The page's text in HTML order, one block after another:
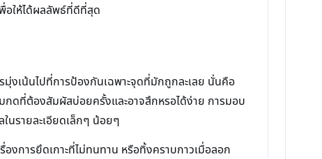
อให้ได้ผลลัพธ์ที่ดีที่สุด
งเน้นไปที่การป้องกันเฉพาะจุดที่มักถูกละเลย นั่นคือ
ที่ต้องสัมผัสบ่อยครั้งและอาจสึกหรอได้ง่าย การมอบ
นรายละเอียดเล็กๆ น้อยๆ
การยึดเกาะที่ไม่ทนทาน หรือทิ้งคราบกาวเมื่อลอก